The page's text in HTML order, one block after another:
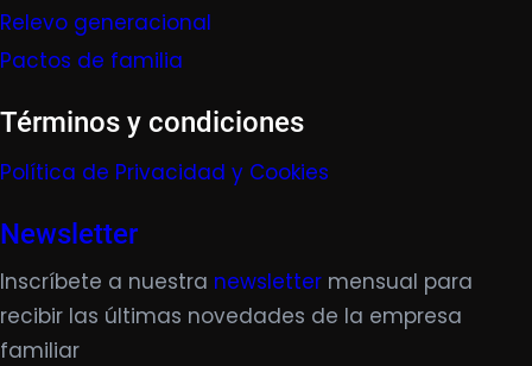
Relevo generacional
Pactos de familia
Términos y condiciones
Política de Privacidad y Cookies
Newsletter
Inscríbete a nuestra newsletter mensual para
recibir las últimas novedades de la empresa
familiar